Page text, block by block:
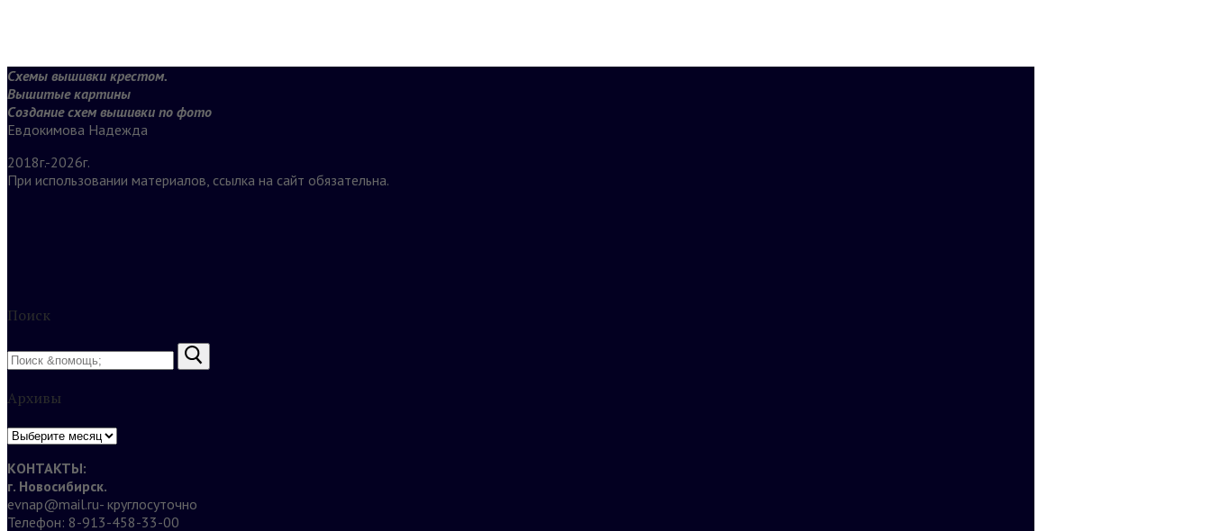
Схемы вышивки крестом.
Вышитые картины
Создание схем вышивки по фото
Евдокимова Надежда
2018г.-2026г.
При использовании материалов, ссылка на сайт обязательна.
Поиск
Найти:
Архивы
Архивы
КОНТАКТЫ:
г. Новосибирск.
evnap@mail.ru- круглосуточно
Телефон: 8-913-458-33-00